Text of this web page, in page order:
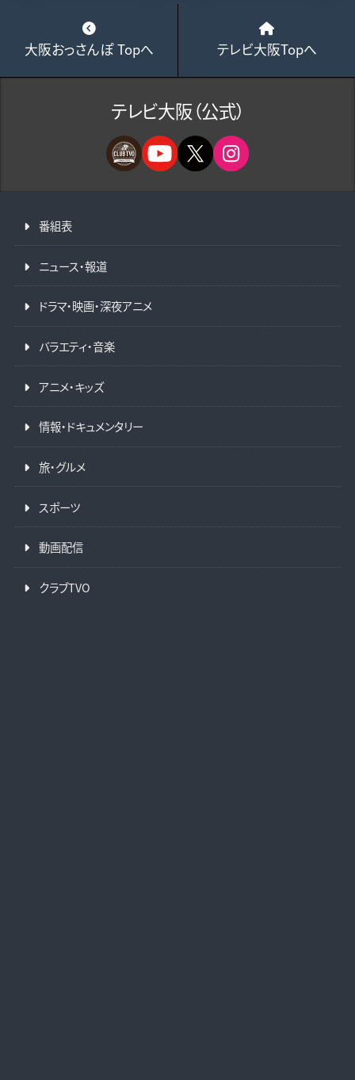
大阪おっさんぽ Topへ テレビ大阪Topへ
テレビ大阪（公式）
番組表
ニュース・報道
ドラマ・映画・深夜アニメ
バラエティ・音楽
アニメ・キッズ
情報・ドキュメンタリー
旅・グルメ
スポーツ
動画配信
クラブTVO